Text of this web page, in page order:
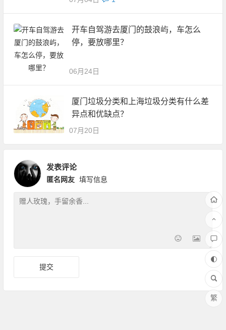
开车自驾游去厦门的鼓浪屿，车怎么
停，要放哪里？
06月24日
厦门垃圾分类和上海垃圾分类有什么差
异点和优缺点？
07月20日
发表评论
匿名网友 填写信息
繁